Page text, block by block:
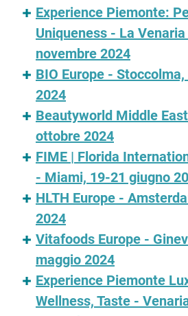
Experience Piemonte:
Uniqueness - La
novembre 2024
BIO Europe -
2024
Beautyworld Middle
ottobre 2024
FIME | Florida
- Miami, 19-21 giugno
HLTH Europe -
2024
Vitafoods Europe -
maggio 2024
Experience Piemonte
Wellness, Taste -